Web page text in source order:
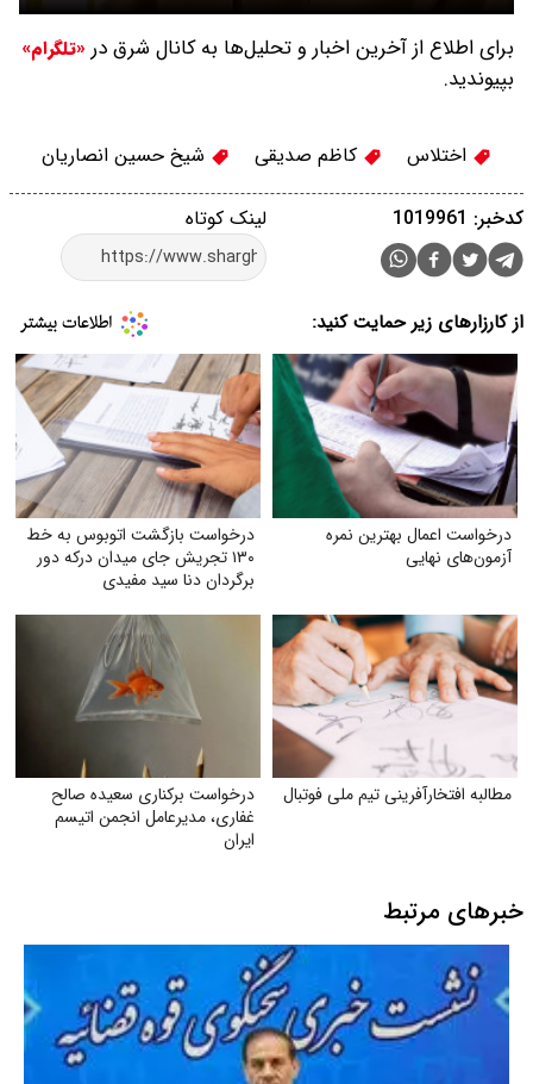
برای اطلاع از آخرین اخبار و تحلیل‌ها به کانال شرق در «تلگرام»
بپیوندید.
اختلاس کاظم صدیقی شیخ حسین انصاریان
لینک کوتاه کدخبر: 1019961
از کارزارهای زیر حمایت کنید:
درخواست اعمال بهترین نمره
آزمون‌های نهایی
درخواست بازگشت اتوبوس به خط
۱۳۰ تجریش جای میدان درکه دور
برگردان دنا سید مفیدی
مطالبه افتخارآفرینی تیم ملی فوتبال
درخواست برکناری سعیده صالح
غفاری، مدیرعامل انجمن اتیسم
ایران
خبرهای مرتبط